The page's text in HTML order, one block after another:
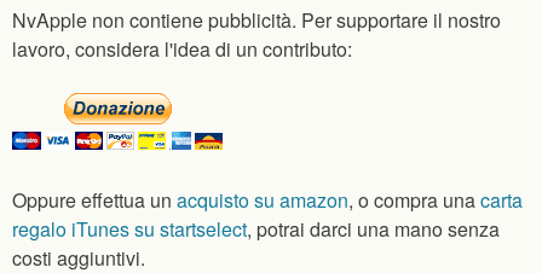
NvApple non contiene pubblicità. Per supportare il nostro
lavoro, considera l'idea di un contributo:
Oppure effettua un acquisto su amazon, o compra unacarta
regalo iTunes su startselect, potrai darci una mano senza
costi aggiuntivi.